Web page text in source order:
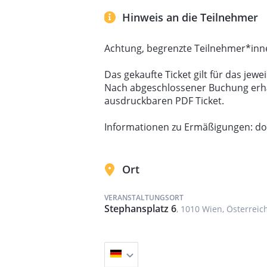
Johannes Stoll / Belvedere, Wien. August Sander,
Gorm, all-in (check, pink) (Detail), 2023. Dom
Gorm, Foto: L. Deinhardstein. Johann Hamza,
Hinweis an die Teilnehmer
Achtung, begrenzte
Das gekaufte Ticket gilt für das
Nach abgeschlossener Buchung
ausdruckbaren PDF Ticket.
Informationen zu Ermäßigungen:
Ort
VERANSTALTUNGSORT
Stephansplatz 6, 1010 Wien,